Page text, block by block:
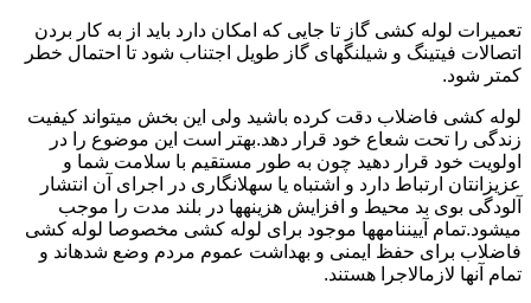
تعمیرات لوله کشی گاز تا جایی که امکان دارد باید از به کار بردن
اتصالات فیتینگ و شیلنگهای گاز طویل اجتناب شود تا احتمال خطر
کمتر شود.
لوله کشی فاضلاب دقت کرده باشید ولی این بخش میتواند کیفیت
زندگی را تحت شعاع خود قرار دهد.بهتر است این موضوع را در
اولویت خود قرار دهید چون به طور مستقیم با سلامت شما و
عزیزانتان ارتباط دارد و اشتباه یا سهلانگاری در اجرای آن انتشار
آلودگی بوی بد محیط و افزایش هزینهها در بلند مدت را موجب
میشود.تمام آییننامهها موجود برای لوله کشی مخصوصا لوله کشی
فاضلاب برای حفظ ایمنی و بهداشت عموم مردم وضع شدهاند و
تمام آنها لازمالاجرا هستند.